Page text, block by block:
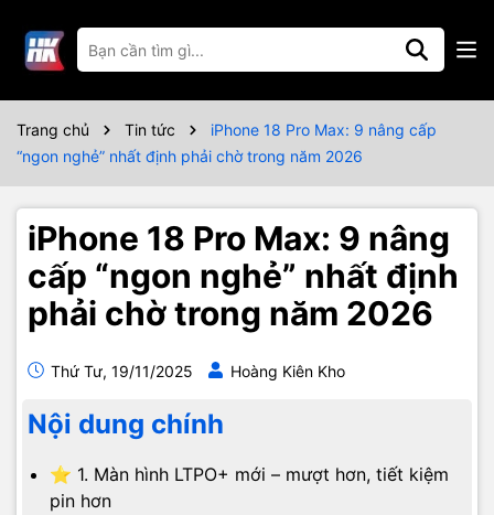
Trang chủ Tin tức
iPhone 18 Pro Max: 9 nâng cấp
“ngon nghẻ” nhất định phải chờ trong năm 2026
iPhone 18 Pro Max: 9 nâng
cấp “ngon nghẻ” nhất định
phải chờ trong năm 2026
Thứ Tư, 19/11/2025 Hoàng Kiên Kho
Nội dung chính
⭐ 1. Màn hình LTPO+ mới – mượt hơn, tiết kiệm
pin hơn